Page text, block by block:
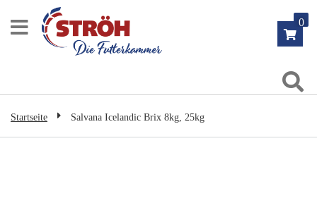
Inhalt
0
Startseite Salvana Icelandic Brix 8kg, 25kg